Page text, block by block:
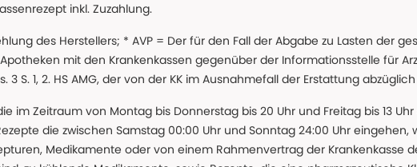
inkl. Zuzahlung.
des Herstellers; * AVP = Der für den Fall der Abgabe zu Lasten der
mit den Krankenkassen gegenüber der Informationsstelle für
3 S. 1, 2. HS AMG, der von der KK im Ausnahmefall der Erstattung
im Zeitraum von Montag bis Donnerstag bis 20 Uhr und Freitag bis 13
die zwischen Samstag 00:00 Uhr und Sonntag 24:00 Uhr
Medikamente oder von einem Rahmenvertrag der